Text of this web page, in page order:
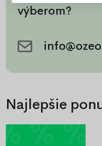
výberom?
Najlepšie